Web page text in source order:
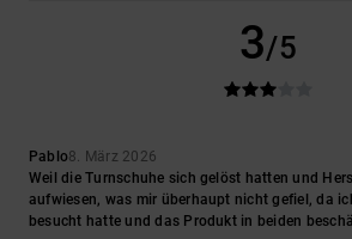
3/5
Pablo8. März 2026
Weil die Turnschuhe sich gelöst hatten und
aufwiesen, was mir überhaupt nicht gefiel, da
besucht hatte und das Produkt in beiden